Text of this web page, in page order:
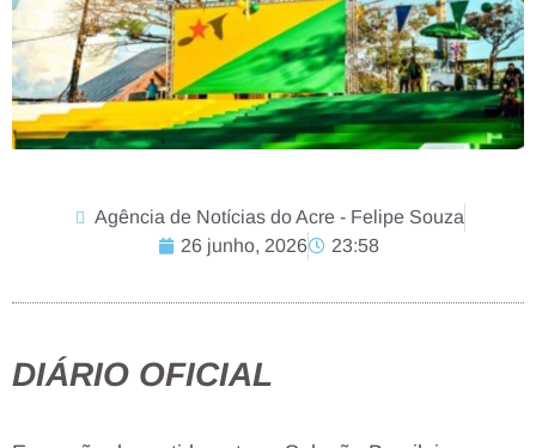
Agência de Notícias do Acre - Felipe Souza
26 junho, 2026
23:58
DIÁRIO OFICIAL